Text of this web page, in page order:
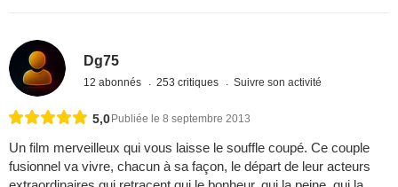
Dg75
12 abonnés 253 critiques Suivre son activité
5,0 Publiée le 8 septembre 2013
Un film merveilleux qui vous laisse le souffle coupé. Ce couple
fusionnel va vivre, chacun à sa façon, le départ de leur acteurs